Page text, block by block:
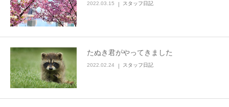
2022.03.15 スタッフ日記
たぬき君がやってきました
2022.02.24 スタッフ日記